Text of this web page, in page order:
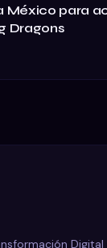
México para
Dragons
Digital